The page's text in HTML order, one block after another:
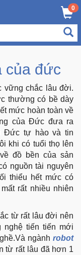
0
của đức
vững chắc lâu đời.
thường có bề dày
mức hoàn toàn về
của Đức đưa ra
Đức tự hào và tin
khi có tuổi thọ lên
đồ bền của sản
nguồn tài nguyên
thiểu hết mức có
rất nhiều nhiên
từ rất lâu đời nên
tiến tiến mới
ngành robot
từ rất lâu đã hơn 1